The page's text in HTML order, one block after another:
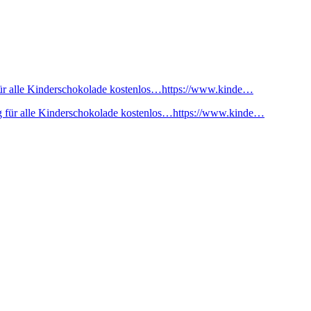
alle Kinderschokolade kostenlos…https://www.kinde…
für alle Kinderschokolade kostenlos…https://www.kinde…